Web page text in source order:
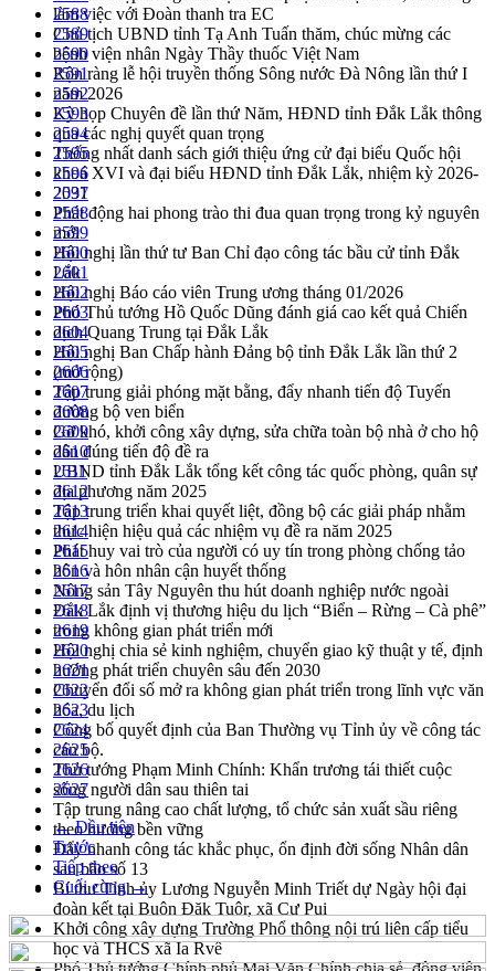
làm việc với Đoàn thanh tra EC
Chủ tịch UBND tỉnh Tạ Anh Tuấn thăm, chúc mừng các
bệnh viện nhân Ngày Thầy thuốc Việt Nam
Rộn ràng lễ hội truyền thống Sông nước Đà Nông lần thứ I
năm 2026
Kỳ họp Chuyên đề lần thứ Năm, HĐND tỉnh Đắk Lắk thông
qua các nghị quyết quan trọng
Thống nhất danh sách giới thiệu ứng cử đại biểu Quốc hội
khoá XVI và đại biểu HĐND tỉnh Đắk Lắk, nhiệm kỳ 2026-
2031
Phát động hai phong trào thi đua quan trọng trong kỷ nguyên
mới
Hội nghị lần thứ tư Ban Chỉ đạo công tác bầu cử tỉnh Đắk
Lắk
Hội nghị Báo cáo viên Trung ương tháng 01/2026
Phó Thủ tướng Hồ Quốc Dũng đánh giá cao kết quả Chiến
dịch Quang Trung tại Đắk Lắk
Hội nghị Ban Chấp hành Đảng bộ tỉnh Đắk Lắk lần thứ 2
(mở rộng)
Tập trung giải phóng mặt bằng, đẩy nhanh tiến độ Tuyến
đường bộ ven biển
Gỡ khó, khởi công xây dựng, sửa chữa toàn bộ nhà ở cho hộ
dân đúng tiến độ đề ra
UBND tỉnh Đắk Lắk tổng kết công tác quốc phòng, quân sự
địa phương năm 2025
Tập trung triển khai quyết liệt, đồng bộ các giải pháp nhằm
thực hiện hiệu quả các nhiệm vụ đề ra năm 2025
Phát huy vai trò của người có uy tín trong phòng chống tảo
hôn và hôn nhân cận huyết thống
Nông sản Tây Nguyên thu hút doanh nghiệp nước ngoài
Đắk Lắk định vị thương hiệu du lịch “Biển – Rừng – Cà phê”
trong không gian phát triển mới
Hội nghị chia sẻ kinh nghiệm, chuyển giao kỹ thuật y tế, định
hướng phát triển chuyên sâu đến 2030
Chuyển đổi số mở ra không gian phát triển trong lĩnh vực văn
hóa, du lịch
Công bố quyết định của Ban Thường vụ Tỉnh ủy về công tác
cán bộ.
Thủ tướng Phạm Minh Chính: Khẩn trương tái thiết cuộc
sống người dân sau thiên tai
Tập trung nâng cao chất lượng, tổ chức sản xuất sầu riêng
theo hướng bền vững
Đẩy nhanh công tác khắc phục, ổn định đời sống Nhân dân
sau bão số 13
Bí thư Tỉnh ủy Lương Nguyễn Minh Triết dự Ngày hội đại
đoàn kết tại Buôn Đăk Tuôr, xã Cư Pui
Khởi công xây dựng Trường Phổ thông nội trú liên cấp tiểu
học và THCS xã Ia Rvê
2588
2589
2590
2591
2592
2593
2594
2595
2596
2597
2598
2599
2600
2601
2602
2603
2604
2605
2606
2607
2608
2609
2610
2611
2612
2613
2614
2615
2616
2617
2618
2619
2620
2621
2622
2623
2624
2625
2626
2627
← Đầu tiên
Trước
Tiếp theo
Cuối cùng →